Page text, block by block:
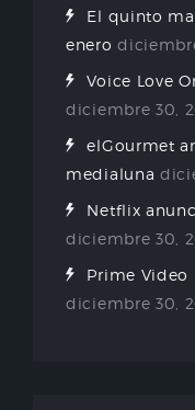
El quinto
enero
Voice Love
diciembre 30,
elGourmet
medialuna
Netflix
diciembre 30,
Prime Video
diciembre 30,